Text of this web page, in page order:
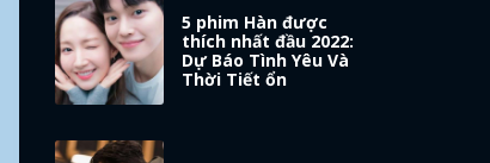
5 phim Hàn được
thích nhất đầu 2022:
Dự Báo Tình Yêu Và
Thời Tiết ổn